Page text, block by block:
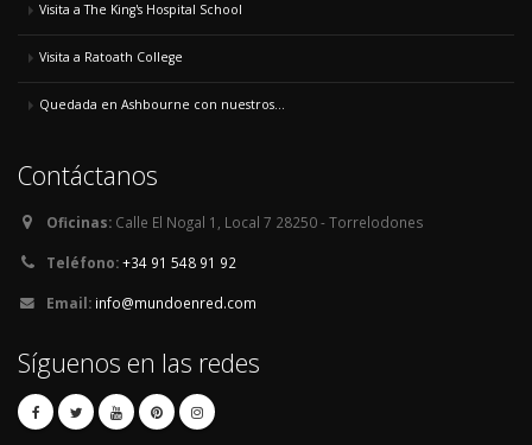
Visita a The King's Hospital School
Visita a Ratoath College
Quedada en Ashbourne con nuestros...
Contáctanos
Oficinas: Calle El Nogal 1, Local 7 28250 - Torrelodones
Teléfono:+34 91 548 91 92
Email: info@mundoenred.com
Síguenos en las redes